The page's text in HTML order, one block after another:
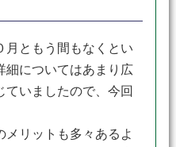
月ともう間もなくとい
細についてはあまり広
いましたので、今回
メリットも多々あるよ